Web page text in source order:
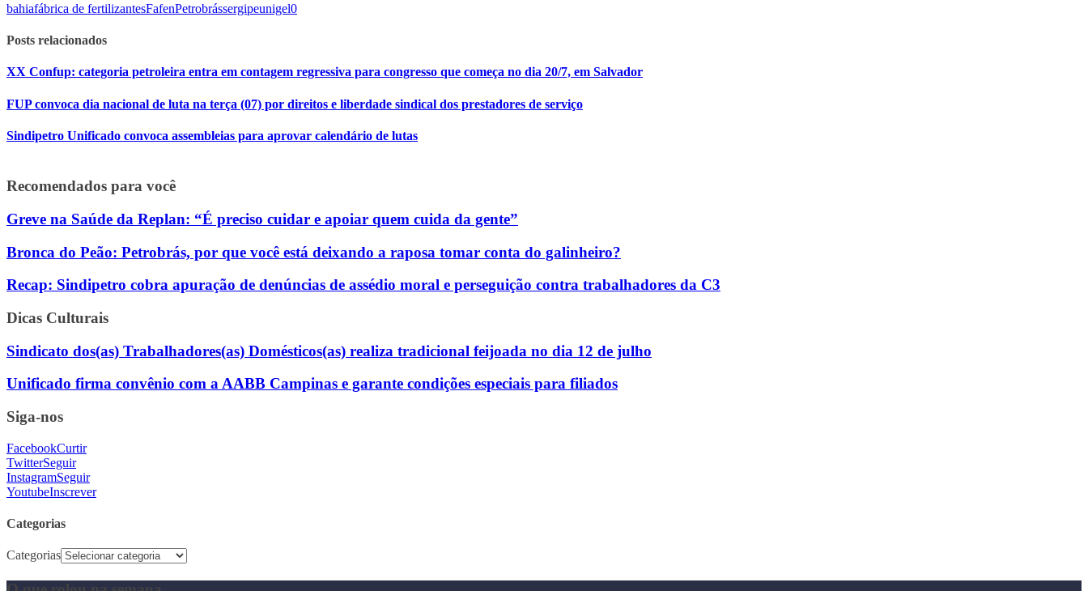
bahiafábrica de fertilizantesFafenPetrobrássergipeunigel0
Posts relacionados
XX Confup: categoria petroleira entra em contagem regressiva para congresso que começa no dia 20/7, em Salvador
FUP convoca dia nacional de luta na terça (07) por direitos e liberdade sindical dos prestadores de serviço
Sindipetro Unificado convoca assembleias para aprovar calendário de lutas
Recomendados para você
Greve na Saúde da Replan: “É preciso cuidar e apoiar quem cuida da gente”
Bronca do Peão: Petrobrás, por que você está deixando a raposa tomar conta do galinheiro?
Recap: Sindipetro cobra apuração de denúncias de assédio moral e perseguição contra trabalhadores da C3
Dicas Culturais
Sindicato dos(as) Trabalhadores(as) Domésticos(as) realiza tradicional feijoada no dia 12 de julho
Unificado firma convênio com a AABB Campinas e garante condições especiais para filiados
Siga-nos
FacebookCurtir
TwitterSeguir
InstagramSeguir
YoutubeInscrever
Categorias
Categorias